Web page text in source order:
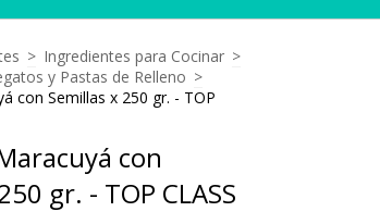
> Ingredientes para Cocinar >
y Pastas de Relleno >
con Semillas x 250 gr. - TOP
con
gr. - TOP CLASS